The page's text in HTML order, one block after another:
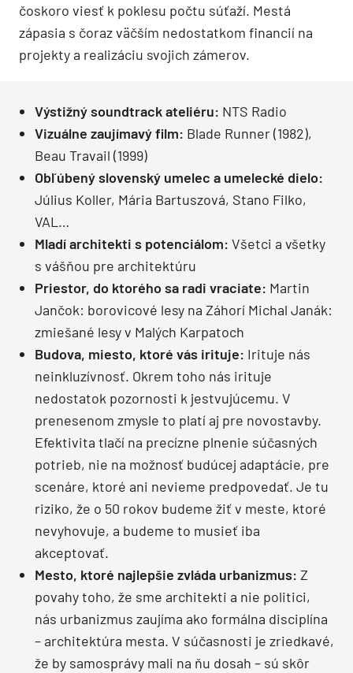
čoskoro viesť k poklesu počtu súťaží. Mestá
zápasia s čoraz väčším nedostatkom financií na
projekty a realizáciu svojich zámerov.
Výstižný soundtrack ateliéru: NTS Radio
Vizuálne zaujímavý film: Blade Runner (1982),
Beau Travail (1999)
Obľúbený slovenský umelec a umelecké dielo:
Július Koller, Mária Bartuszová, Stano Filko,
VAL…
Mladí architekti s potenciálom: Všetci a všetky
s vášňou pre architektúru
Priestor, do ktorého sa radi vraciate: Martin
Jančok: borovicové lesy na Záhorí Michal Janák:
zmiešané lesy v Malých Karpatoch
Budova, miesto, ktoré vás irituje: Irituje nás
neinkluzívnosť. Okrem toho nás irituje
nedostatok pozornosti k jestvujúcemu. V
prenesenom zmysle to platí aj pre novostavby.
Efektivita tlačí na precízne plnenie súčasných
potrieb, nie na možnosť budúcej adaptácie, pre
scenáre, ktoré ani nevieme predpovedať. Je tu
riziko, že o 50 rokov budeme žiť v meste, ktoré
nevyhovuje, a budeme to musieť iba
akceptovať.
Mesto, ktoré najlepšie zvláda urbanizmus: Z
povahy toho, že sme architekti a nie politici,
nás urbanizmus zaujíma ako formálna disciplína
– architektúra mesta. V súčasnosti je zriedkavé,
že by samosprávy mali na ňu dosah – sú skôr